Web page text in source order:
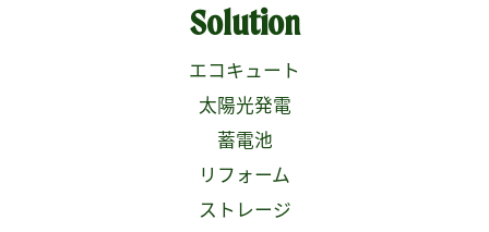
Solution
エコキュート
太陽光発電
蓄電池
リフォーム
ストレージ